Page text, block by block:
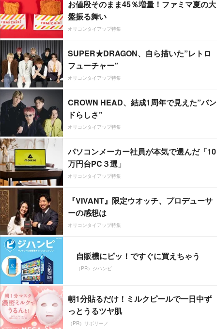
お値段そのまま45％増量！ファミマ夏の大
盤振る舞い
オリコンタイアップ特集
SUPER★DRAGON、自ら描いた”レトロ
フューチャー”
オリコンタイアップ特集
CROWN HEAD、結成1周年で見えた”バン
ドらしさ”
オリコンタイアップ特集
パソコンメーカー社員が本気で選んだ「10
万円台PC３選」
オリコンタイアップ特集
『VIVANT』限定ウオッチ、プロデューサ
ーの感想は
オリコンタイアップ特集
自販機にピッ！ですぐに買えちゃう
（PR）ジハンピ
朝1分貼るだけ！ミルクピールで一日中ず
っとうるツヤ肌
（PR）サボリーノ